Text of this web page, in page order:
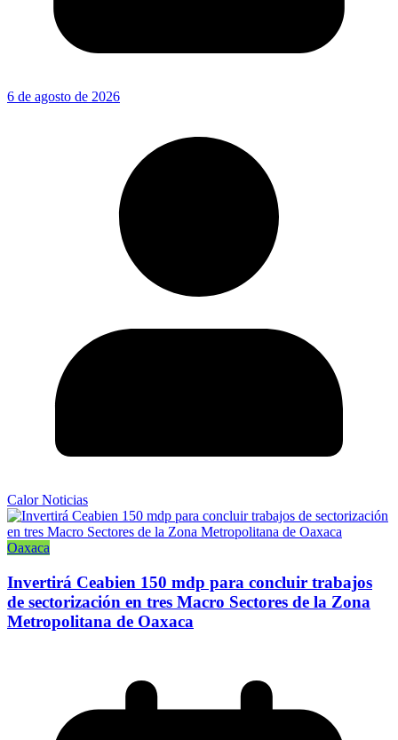
6 de agosto de 2026
Calor Noticias
Oaxaca
Invertirá Ceabien 150 mdp para concluir trabajos
de sectorización en tres Macro Sectores de la Zona
Metropolitana de Oaxaca